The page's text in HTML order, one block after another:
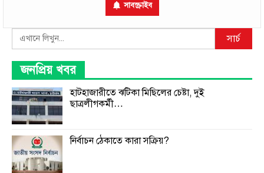
সাবস্ক্রাইব
Search সার্চ
জনপ্রিয় খবর
হাটহাজারীতে ঝটিকা মিছিলের চেষ্টা, দুই
ছাত্রলীগকর্মী…
নির্বাচন ঠেকাতে কারা সক্রিয়?